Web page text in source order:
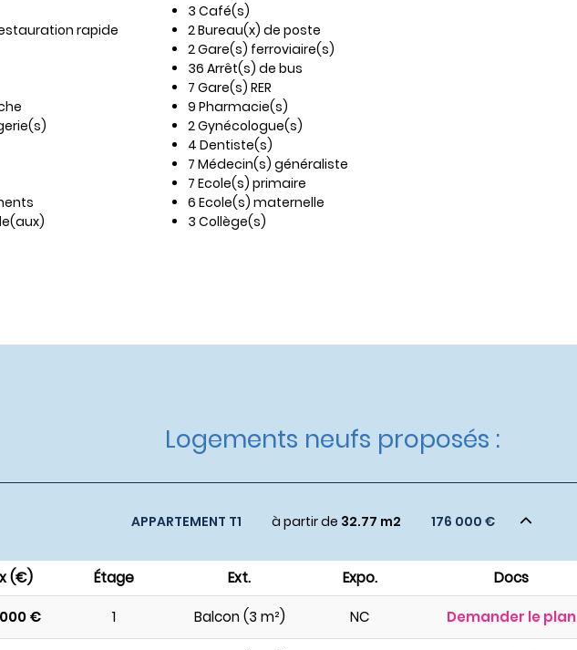
rapide
3 Café(s)
2 Bureau(x) de poste
2 Gare(s) ferroviaire(s)
36 Arrêt(s) de bus
7 Gare(s) RER
9 Pharmacie(s)
2 Gynécologue(s)
4 Dentiste(s)
7 Médecin(s) généraliste
7 Ecole(s) primaire
6 Ecole(s) maternelle
3 Collège(s)
Logements neufs proposés :
APPARTEMENT T1 à partir de 32.77 m2 176 000 €
(€) Étage Ext. Expo. Docs
€ 1 Balcon (3 m²) NC Demander le plan